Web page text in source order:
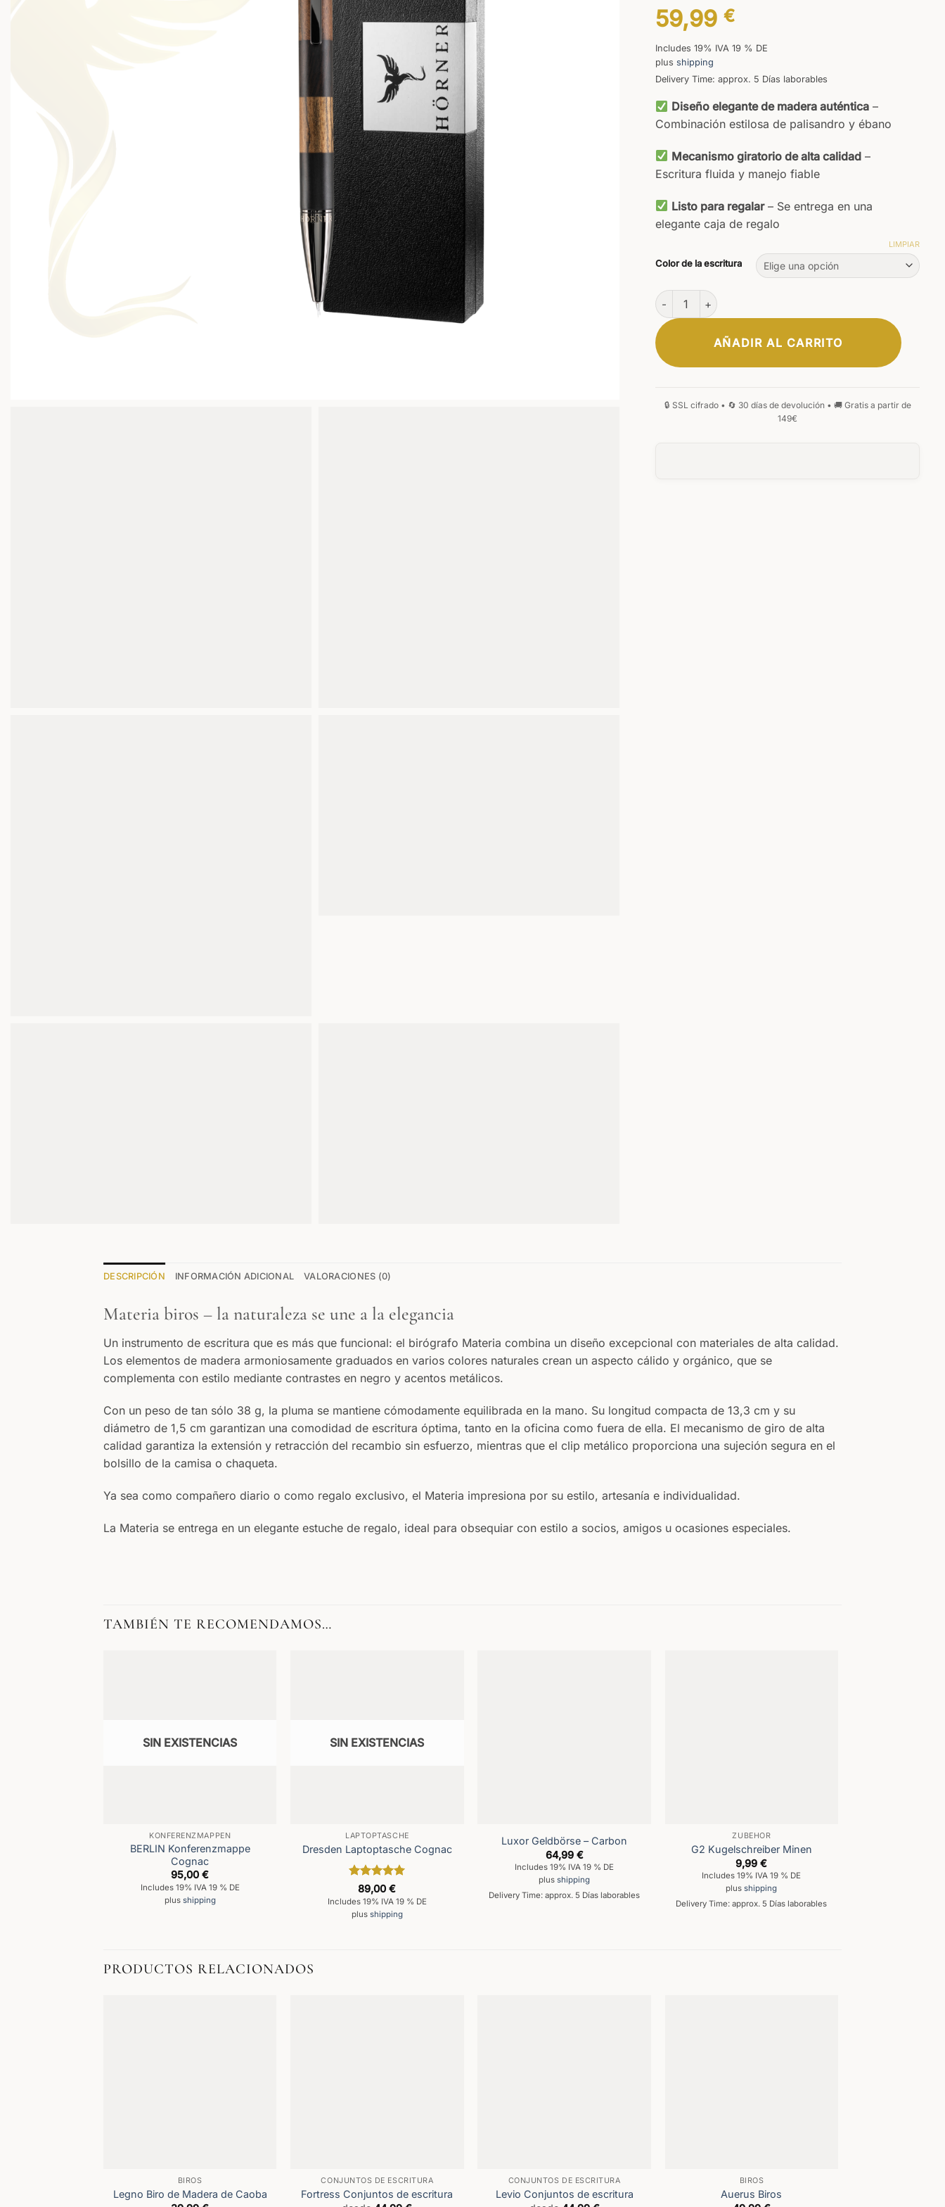
59,99 €
Includes 19% IVA 19 % DE
plus shipping
Delivery Time: approx. 5 Días laborables
Diseño elegante de madera auténtica –
Combinación estilosa de palisandro y ébano
Mecanismo giratorio de alta calidad –
Escritura fluida y manejo fiable
Listo para regalar– Se entrega en una
elegante caja de regalo
Color de la escritura
LIMPIAR
Materia Biros cantidad
AÑADIR AL CARRITO
DESCRIPCIÓN INFORMACIÓN ADICIONAL VALORACIONES (0)
Materia biros – la naturaleza se une a la elegancia
Un instrumento de escritura que es más que funcional: el birógrafo Materia combina un diseño excepcional con materiales de alta calidad.
Los elementos de madera armoniosamente graduados en varios colores naturales crean un aspecto cálido y orgánico, que se
complementa con estilo mediante contrastes en negro y acentos metálicos.
Con un peso de tan sólo 38 g, la pluma se mantiene cómodamente equilibrada en la mano. Su longitud compacta de 13,3 cm y su
diámetro de 1,5 cm garantizan una comodidad de escritura óptima, tanto en la oficina como fuera de ella. El mecanismo de giro de alta
calidad garantiza la extensión y retracción del recambio sin esfuerzo, mientras que el clip metálico proporciona una sujeción segura en el
bolsillo de la camisa o chaqueta.
Ya sea como compañero diario o como regalo exclusivo, el Materia impresiona por su estilo, artesanía e individualidad.
La Materia se entrega en un elegante estuche de regalo, ideal para obsequiar con estilo a socios, amigos u ocasiones especiales.
TAMBIÉN TE RECOMENDAMOS…
SIN EXISTENCIAS
KONFERENZMAPPEN
BERLIN Konferenzmappe
Cognac
95,00€
Includes 19% IVA 19 % DE
plus shipping
SIN EXISTENCIAS
LAPTOPTASCHE
Dresden Laptoptasche Cognac
Valorado
con5de 5
89,00€
Includes 19% IVA 19 % DE
plus shipping
Luxor Geldbörse – Carbon
64,99 €
Includes 19% IVA 19 % DE
plusshipping
Delivery Time: approx. 5 Días laborables
ZUBEHÖR
G2 Kugelschreiber Minen
9,99€
Includes 19% IVA 19 % DE
plusshipping
Delivery Time: approx. 5 Días laborables
PRODUCTOS RELACIONADOS
BIROS
Legno Biro de Madera de Caoba
CONJUNTOS DE ESCRITURA
Fortress Conjuntos de escritura
CONJUNTOS DE ESCRITURA
Levio Conjuntos de escritura
BIROS
Auerus Biros